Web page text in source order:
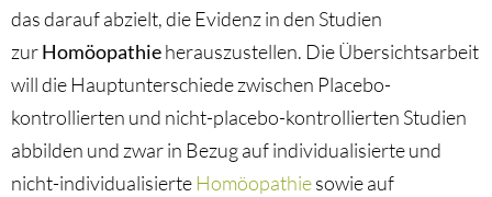
das darauf abzielt, die Evidenz in den Studien
zurHomöopathieherauszustellen. Die Übersichtsarbeit
will die Hauptunterschiede zwischen Placebo-
kontrollierten und nicht-placebo-kontrollierten Studien
abbilden und zwar in Bezug auf individualisierte und
nicht-individualisierteHomöopathiesowie auf